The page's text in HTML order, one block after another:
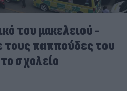
του μακελειού -
παππούδες του
σχολείο